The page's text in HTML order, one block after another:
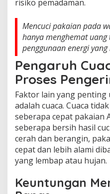
risiko pemadaman.
Mencuci pakaian pada
hanya menghemat
penggunaan energi
Pengaruh
Proses
Faktor lain yang
adalah cuaca. Cuaca
seberapa cepat pakaian
seberapa bersih hasil
cerah dan berangin,
cepat dan lebih alami
yang lembap atau hujan.
Keuntungan